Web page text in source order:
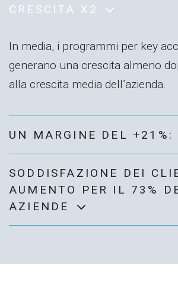
CRESCITA X2
In media, i programmi per key
generano una crescita almeno
alla crescita media dell’azienda.
UN MARGINE DEL +21%:
SODDISFAZIONE DEI
AUMENTO PER IL 73%
AZIENDE